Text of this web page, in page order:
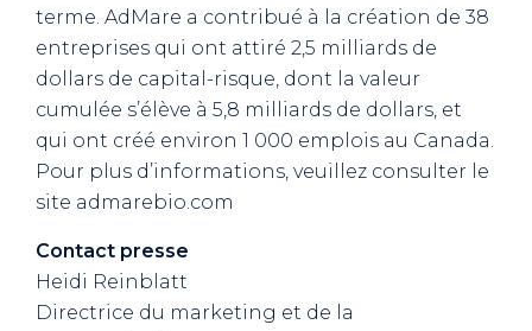
terme. AdMare a contribué à la création de 38
entreprises qui ont attiré 2,5 milliards de
dollars de capital-risque, dont la valeur
cumulée s’élève à 5,8 milliards de dollars, et
qui ont créé environ 1 000 emplois au Canada.
Pour plus d’informations, veuillez consulter le
site admarebio.com
Contact presse
Heidi Reinblatt
Directrice du marketing et de la